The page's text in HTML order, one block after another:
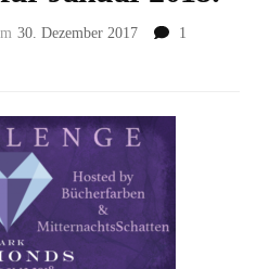
30. Dezember 2017
1